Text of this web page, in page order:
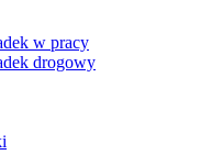
w pracy
drogowy